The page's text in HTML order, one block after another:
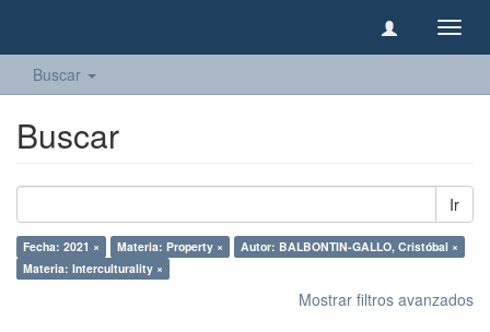
Buscar
Buscar
Ir
Fecha: 2021 × Materia: Property ×
Autor: BALBONTIN-GALLO, Cristóbal ×
Materia: Interculturality ×
Mostrar filtros avanzados